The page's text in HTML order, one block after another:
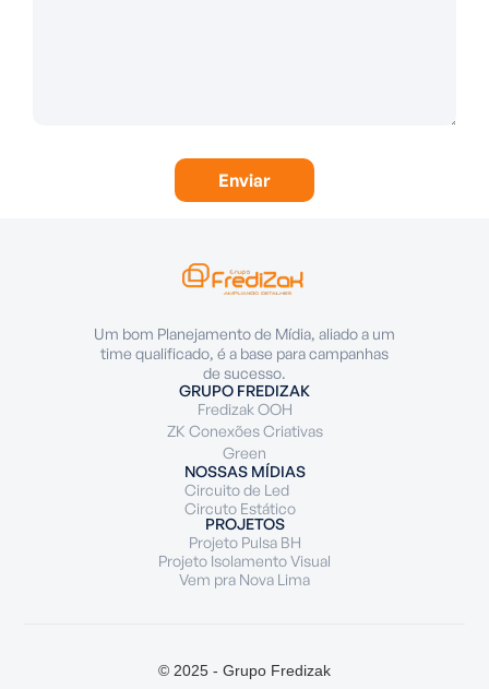
Um bom Planejamento de Mídia, aliado a um
time qualificado, é a base para campanhas
de sucesso.
GRUPO FREDIZAK
Fredizak OOH
ZK Conexões Criativas
Green
NOSSAS MÍDIAS
Circuito de Led
Circuto Estático
PROJETOS
Projeto Pulsa BH
Projeto Isolamento Visual
Vem pra Nova Lima
© 2025 - Grupo Fredizak